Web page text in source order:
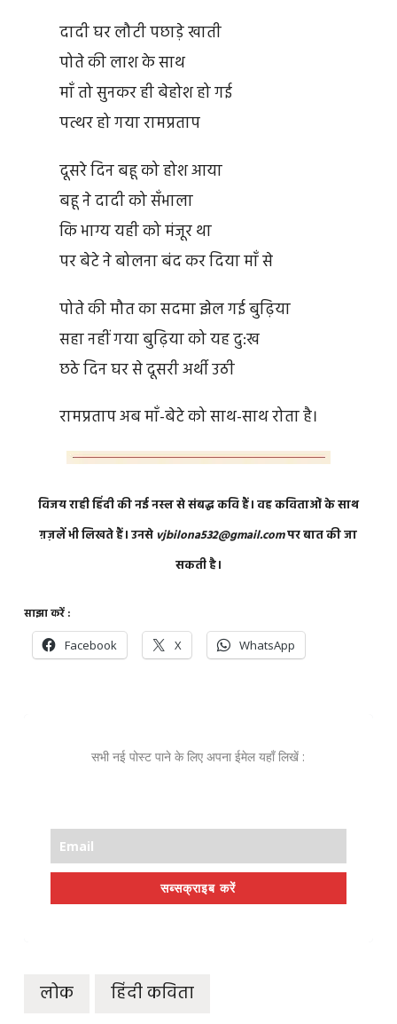
दादी घर लौटी पछाड़े खाती
पोते की लाश के साथ
माँ तो सुनकर ही बेहोश हो गई
पत्थर हो गया रामप्रताप
दूसरे दिन बहू को होश आया
बहू ने दादी को सँभाला
कि भाग्य यही को मंजूर था
पर बेटे ने बोलना बंद कर दिया माँ से
पोते की मौत का सदमा झेल गई बुढ़िया
सहा नहीं गया बुढ़िया को यह दु:ख
छठे दिन घर से दूसरी अर्थी उठी
रामप्रताप अब माँ-बेटे को साथ-साथ रोता है।
विजय राही हिंदी की नई नस्ल से संबद्ध कवि हैं। वह कविताओं के साथ
ग़ज़लें भी लिखते हैं। उनसेvjbilona532@gmail.comपर बात की जा
सकती है।
साझा करें :
Facebook X WhatsApp
सभी नई पोस्ट पाने के लिए अपना ईमेल यहाँ लिखें :
सब्सक्राइब करें
लोक हिंदी कविता